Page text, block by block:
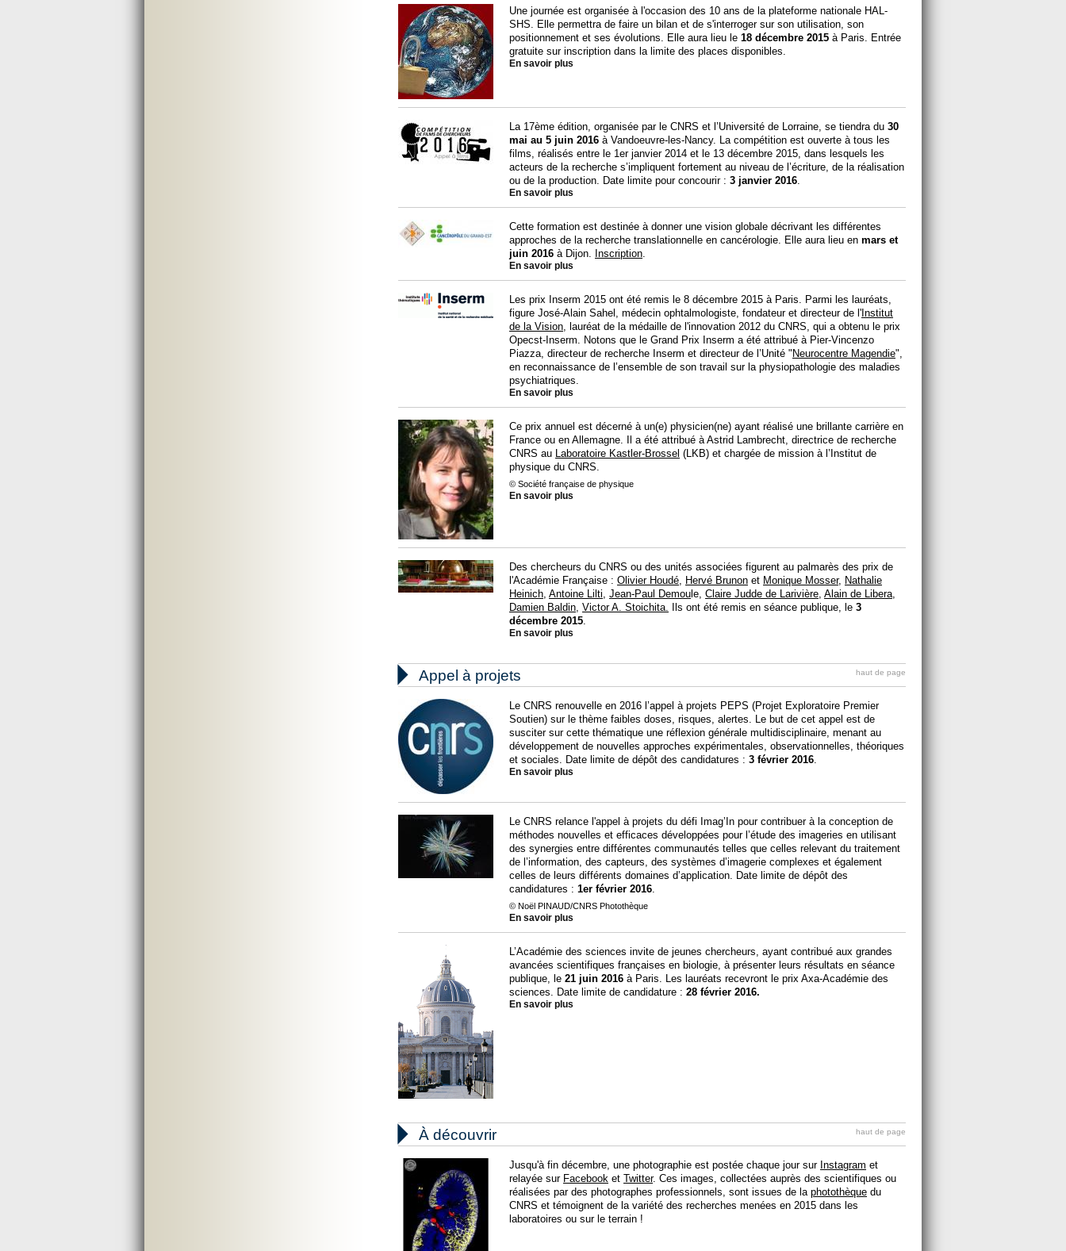
Une journée est organisée à l'occasion des 10 ans de la plateforme nationale HAL-
SHS. Elle permettra de faire un bilan et de s'interroger sur son utilisation, son
positionnement et ses évolutions. Elle aura lieu le 18 décembre 2015 à Paris. Entrée
gratuite sur inscription dans la limite des places disponibles.
En savoir plus
La 17ème édition, organisée par le CNRS et l’Université de Lorraine, se tiendra du 30
mai au 5 juin 2016 à Vandoeuvre-les-Nancy. La compétition est ouverte à tous les
films, réalisés entre le 1er janvier 2014 et le 13 décembre 2015, dans lesquels les
acteurs de la recherche s’impliquent fortement au niveau de l’écriture, de la réalisation
ou de la production. Date limite pour concourir : 3 janvier 2016
En savoir plus
Cette formation est destinée à donner une vision globale décrivant les différentes
approches de la recherche translationnelle en cancérologie. Elle aura lieu en mars et
juin 2016 à Dijon. Inscription
En savoir plus
Les prix Inserm 2015 ont été remis le 8 décembre 2015 à Paris. Parmi les lauréats,
figure José-Alain Sahel, médecin ophtalmologiste, fondateur et directeur de l'Institut
de la Vision , lauréat de la médaille de l'innovation 2012 du CNRS, qui a obtenu le prix
Opecst-Inserm. Notons que le Grand Prix Inserm a été attribué à Pier-Vincenzo
Piazza, directeur de recherche Inserm et directeur de l’Unité "Neurocentre Magendie",
en reconnaissance de l’ensemble de son travail sur la physiopathologie des maladies
psychiatriques.
En savoir plus
Ce prix annuel est décerné à un(e) physicien(ne) ayant réalisé une brillante carrière en
France ou en Allemagne. Il a été attribué à Astrid Lambrecht, directrice de recherche
CNRS au Laboratoire Kastler-Brossel (LKB) et chargée de mission à l’Institut de
physique du CNRS.
© Société française de physique
En savoir plus
Des chercheurs du CNRS ou des unités associées figurent au palmarès des prix de
l'Académie Française : Olivier Houdé Hervé Brunon et Monique Mosser, Nathalie
Heinich Antoine Lilti Jean-Paul Demoule, Claire Judde de Larivière Alain de Libera
Damien Baldin Victor A. Stoichita. Ils ont été remis en séance publique, le 3
décembre 2015
En savoir plus
 Appel à projets haut de page
Le CNRS renouvelle en 2016 l’appel à projets PEPS (Projet Exploratoire Premier
Soutien) sur le thème faibles doses, risques, alertes. Le but de cet appel est de
susciter sur cette thématique une réflexion générale multidisciplinaire, menant au
développement de nouvelles approches expérimentales, observationnelles, théoriques
et sociales. Date limite de dépôt des candidatures : 3 février 2016
En savoir plus
Le CNRS relance l'appel à projets du défi Imag’In pour contribuer à la conception de
méthodes nouvelles et efficaces développées pour l’étude des imageries en utilisant
des synergies entre différentes communautés telles que celles relevant du traitement
de l’information, des capteurs, des systèmes d’imagerie complexes et également
celles de leurs différents domaines d’application. Date limite de dépôt des
candidatures : 1er février 2016
© Noël PINAUD/CNRS Photothèque
En savoir plus
L’Académie des sciences invite de jeunes chercheurs, ayant contribué aux grandes
avancées scientifiques françaises en biologie, à présenter leurs résultats en séance
publique, le 21 juin 2016 à Paris. Les lauréats recevront le prix Axa-Académie des
sciences. Date limite de candidature : 28 février 2016.
En savoir plus
 À découvrir haut de page
Jusqu'à fin décembre, une photographie est postée chaque jour sur Instagram et
relayée sur Facebook et Twitter. Ces images, collectées auprès des scientifiques ou
réalisées par des photographes professionnels, sont issues de la photothèque du
CNRS et témoignent de la variété des recherches menées en 2015 dans les
laboratoires ou sur le terrain !